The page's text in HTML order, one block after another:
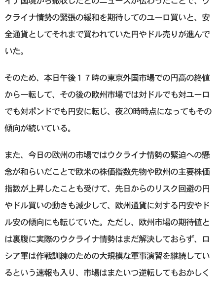
クライナ情勢の緊張の緩和を期待してのユーロ買いと、安
全通貨としてそれまで買われていた円やドル売りが進んで
いた。
そのため、本日午後１７時の東京外国市場での円高の終値
から一転して、その後の欧州市場では対ドルでも対ユーロ
でも対ポンドでも円安に転じ、夜20時時点になってもその
傾向が続いている。
また、今日の欧州の市場ではウクライナ情勢の緊迫への懸
念が和らいだことで欧米の株価指数先物や欧州の主要株価
指数が上昇したことも受けて、先日からのリスク回避の円
やドル買いの動きも減少して、欧州通貨に対する円安やド
ル安の傾向にも転じていた。ただし、欧州市場の期待値と
は裏腹に実際のウクライナ情勢はまだ解決しておらず、ロ
シア軍は作戦訓練のための大規模な軍事演習を継続してい
るという速報も入り、市場はまたいつ逆転してもおかしく